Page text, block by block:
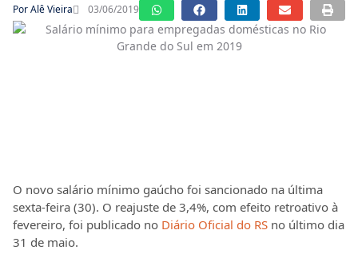
PorAlê Vieira 03/06/2019
O novo salário mínimo gaúcho foi sancionado na última
sexta-feira (30). O reajuste de 3,4%, com efeito retroativo à
fevereiro, foi publicado no Diário Oficial do RS no último dia
31 de maio.